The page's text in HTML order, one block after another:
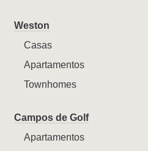
Weston
Casas
Apartamentos
Townhomes
Campos de Golf
Apartamentos